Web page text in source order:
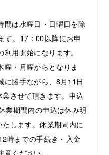
間は水曜日・日曜日を除
す。17：00以降にお申
用開始になります。
曜・月曜からとなりま
に勝手ながら、8月11日
業させて頂きます。申込
業期間内の申込は休み明
します。休業期間内に
時までの手続き・入金